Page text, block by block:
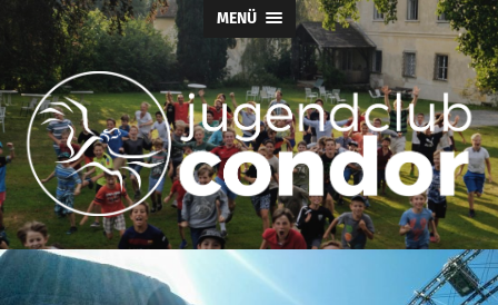
MENÜ
Jugendclub
Condor